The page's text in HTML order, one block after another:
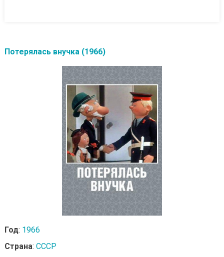
Потерялась внучка (1966)
Год: 1966
Страна: СССР